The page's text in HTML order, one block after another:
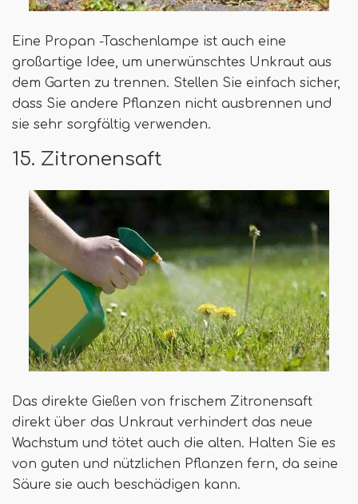
Eine Propan -Taschenlampe ist auch eine
großartige Idee, um unerwünschtes Unkraut aus
dem Garten zu trennen. Stellen Sie einfach sicher,
dass Sie andere Pflanzen nicht ausbrennen und
sie sehr sorgfältig verwenden.
15. Zitronensaft
Das direkte Gießen von frischem Zitronensaft
direkt über das Unkraut verhindert das neue
Wachstum und tötet auch die alten. Halten Sie es
von guten und nützlichen Pflanzen fern, da seine
Säure sie auch beschädigen kann.